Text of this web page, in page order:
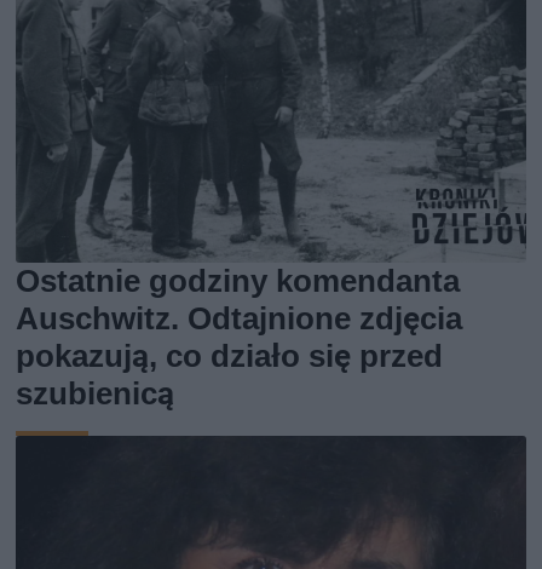
Ostatnie godziny komendanta
Auschwitz. Odtajnione zdjęcia
pokazują, co działo się przed
szubienicą